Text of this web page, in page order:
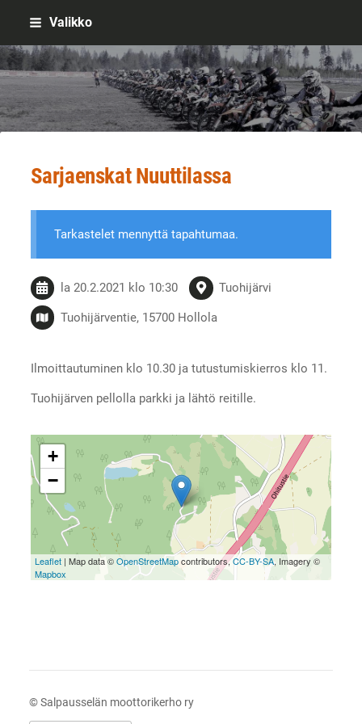
Siirry
sisältöön
Valikko
Sivuston etusivulle
Sarjaenskat Nuuttilassa
Tarkastelet mennyttä tapahtumaa.
la 20.2.2021 klo 10:30 Tuohijärvi
Tuohijärventie, 15700 Hollola
Ilmoittautuminen klo 10.30 ja tutustumiskierros klo 11.
Tuohijärven pellolla parkki ja lähtö reitille.
+
−
Leaflet| Map data ©OpenStreetMapcontributors,CC-BY-SA, Imagery ©
Mapbox
©Salpausselän moottorikerho ry